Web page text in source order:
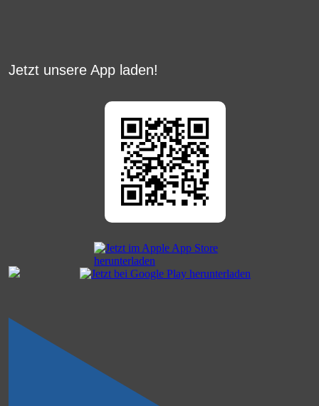
Jetzt unsere App laden!